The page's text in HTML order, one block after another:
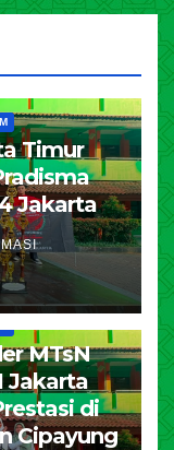
Timur
Jakarta
MTsN
Jakarta
di
Cipayung